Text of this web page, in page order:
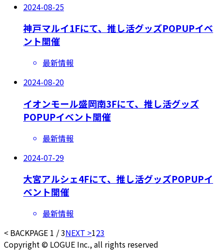
2024-08-25
神戸マルイ1Fにて、推し活グッズPOPUPイベ
ント開催
最新情報
2024-08-20
イオンモール盛岡南3Fにて、推し活グッズ
POPUPイベント開催
最新情報
2024-07-29
大宮アルシェ4Fにて、推し活グッズPOPUPイ
ベント開催
最新情報
< BACKPAGE 1 / 3NEXT >123
Copyright © LOGUE Inc., all rights reserved